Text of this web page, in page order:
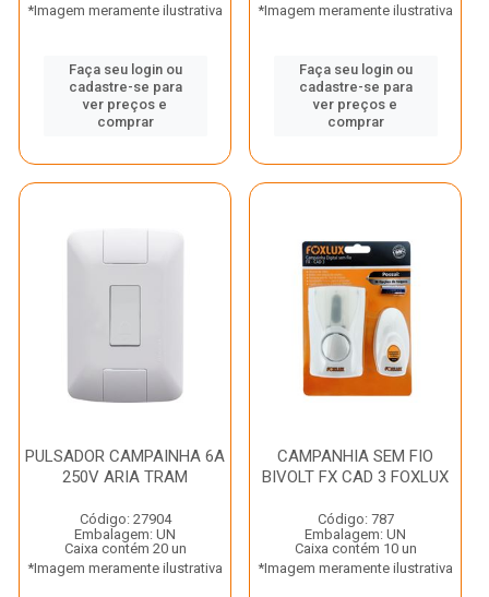
*Imagem meramente ilustrativa
Faça seu login ou
cadastre-se para
ver preços e
comprar
*Imagem meramente ilustrativa
Faça seu login ou
cadastre-se para
ver preços e
comprar
PULSADOR CAMPAINHA 6A
250V ARIA TRAM
Código: 27904
Embalagem: UN
Caixa contém 20 un
*Imagem meramente ilustrativa
CAMPANHIA SEM FIO
BIVOLT FX CAD 3 FOXLUX
Código: 787
Embalagem: UN
Caixa contém 10 un
*Imagem meramente ilustrativa